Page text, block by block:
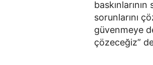
sorunlarını
güvenmeye
çözeceğiz”